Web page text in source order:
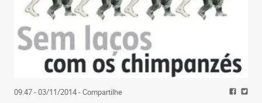
09:47 - 03/11/2014- Compartilhe